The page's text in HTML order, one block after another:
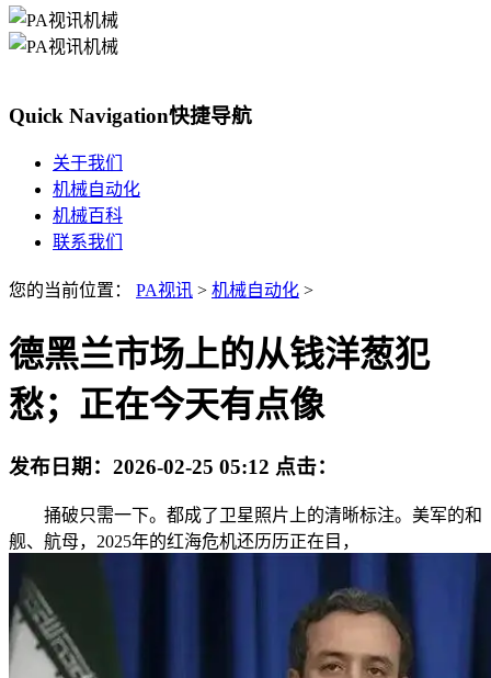
Quick Navigation快捷导航
关于我们
机械自动化
机械百科
联系我们
您的当前位置： PA视讯 > 机械自动化 >
德黑兰市场上的从钱洋葱犯
愁；正在今天有点像
发布日期： 2026-02-25 05:12 点击：
捅破只需一下。都成了卫星照片上的清晰标注。美军的和
舰、航母，2025年的红海危机还历历正在目，